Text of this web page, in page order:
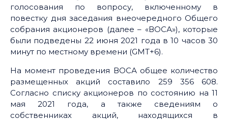
голосования по вопросу, включенному в
повестку дня заседания внеочередного Общего
собрания акционеров (далее – «ВОСА»), которые
были подведены 22 июня 2021 года в 10 часов 30
минут по местному времени (GMT+6).
На момент проведения ВОСА общее количество
размещенных акций составило 259 356 608.
Согласно списку акционеров по состоянию на 11
мая 2021 года, а также сведениям о
собственниках акций, находящихся в